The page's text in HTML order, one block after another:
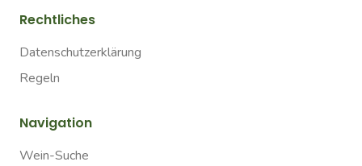
Rechtliches
Datenschutzerklärung
Regeln
Navigation
Wein-Suche